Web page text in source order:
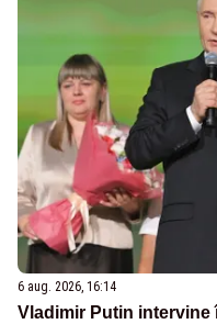
6 aug. 2026, 16:14
Vladimir Putin intervine